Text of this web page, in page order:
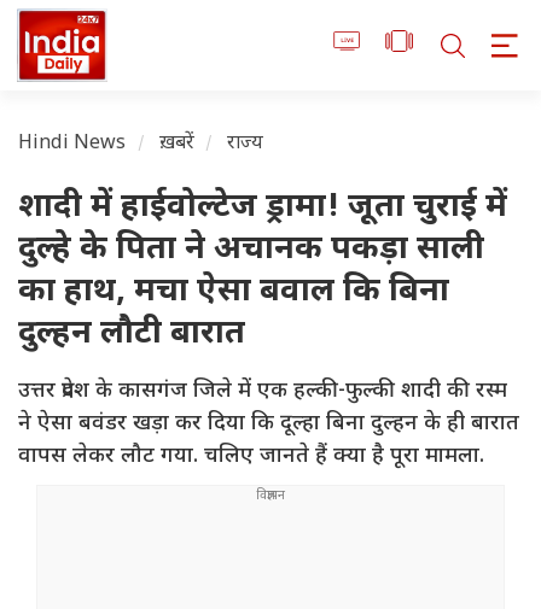
Hindi News ख़बरें राज्य
शादी में हाईवोल्टेज ड्रामा! जूता चुराई में
दुल्हे के पिता ने अचानक पकड़ा साली
का हाथ, मचा ऐसा बवाल कि बिना
दुल्हन लौटी बारात
उत्तर प्रदेश के कासगंज जिले में एक हल्की-फुल्की शादी की रस्म
ने ऐसा बवंडर खड़ा कर दिया कि दूल्हा बिना दुल्हन के ही बारात
वापस लेकर लौट गया. चलिए जानते हैं क्या है पूरा मामला.